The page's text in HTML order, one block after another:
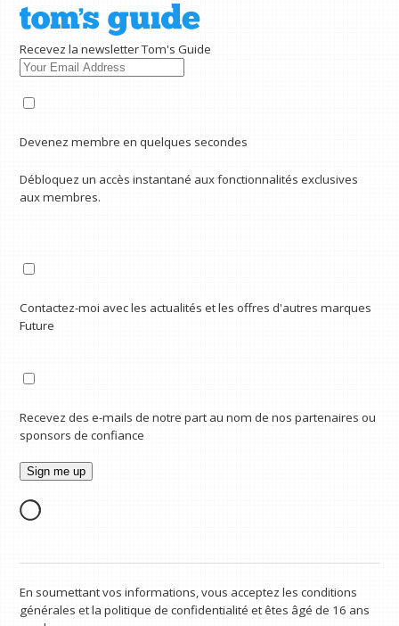
Recevez la newsletter Tom's Guide
Devenez membre en quelques secondes
Débloquez un accès instantané aux fonctionnalités exclusives
aux membres.
Contactez-moi avec les actualités et les offres d'autres marques
Future
Recevez des e-mails de notre part au nom de nos partenaires ou
sponsors de confiance
En soumettant vos informations, vous acceptez les conditions
générales et la politique de confidentialité et êtes âgé de 16 ans